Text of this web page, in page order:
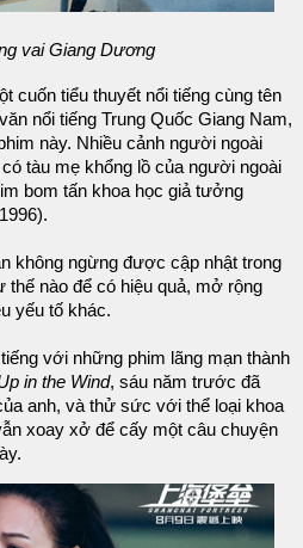
vai Giang Dương
cuốn tiểu thuyết nổi tiếng cùng tên
nổi tiếng Trung Quốc Giang Nam,
này. Nhiều cảnh người ngoài
tàu mẹ khổng lồ của người ngoài
bom tấn khoa học giả tưởng
không ngừng được cập nhật trong
thế nào để có hiệu quả, mở rộng
yếu tố khác.
với những phim lãng mạn thành
in the Wind, sáu năm trước đã
anh, và thử sức với thể loại khoa
xoay xở để cấy một câu chuyện